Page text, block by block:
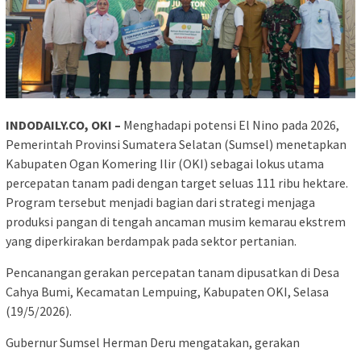
INDODAILY.CO, OKI – Menghadapi potensi El Nino pada 2026,
Pemerintah Provinsi Sumatera Selatan (Sumsel) menetapkan
Kabupaten Ogan Komering Ilir (OKI) sebagai lokus utama
percepatan tanam padi dengan target seluas 111 ribu hektare.
Program tersebut menjadi bagian dari strategi menjaga
produksi pangan di tengah ancaman musim kemarau ekstrem
yang diperkirakan berdampak pada sektor pertanian.
Pencanangan gerakan percepatan tanam dipusatkan di Desa
Cahya Bumi, Kecamatan Lempuing, Kabupaten OKI, Selasa
(19/5/2026).
Gubernur Sumsel Herman Deru mengatakan, gerakan